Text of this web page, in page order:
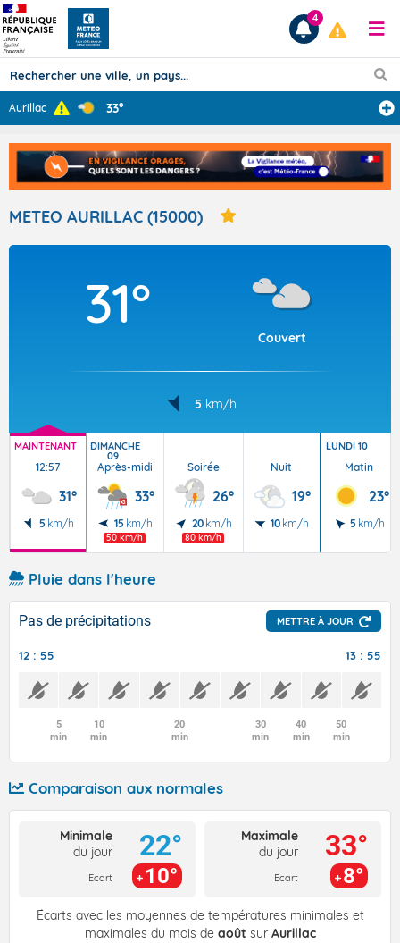
Prévisions
TOUS LES RÉSULTATS
Articles
4
Aurillac 33°
METEO AURILLAC (15000)
31°
Couvert
5 km/h
MAINTENANT
12:57
31°
5 km/h
DIMANCHE
09
Après-midi
33°
15 km/h
50 km/h
Soirée
26°
20 km/h
80 km/h
Nuit
19°
10 km/h
LUNDI 10
Matin
23°
5 km/h
Pluie dans l'heure
Pas de précipitations METTRE À JOUR
12 : 55 13 : 55
5
min
10
min
20
min
30
min
40
min
50
min
Comparaison aux normales
Minimale
du jour
Ecart
22°
10°
Maximale
du jour
Ecart
33°
8°
Écarts avec les moyennes de températures minimales et
maximales du mois de août sur Aurillac